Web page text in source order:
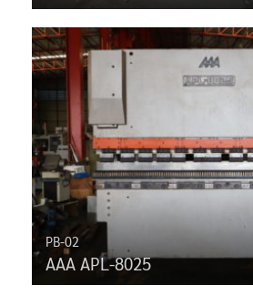
PB-02
AAA APL-8025